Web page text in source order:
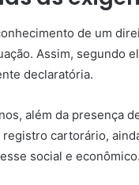
de um
Assim, segundo
declaratória.
além da presença
cartorário,
social e econômico.